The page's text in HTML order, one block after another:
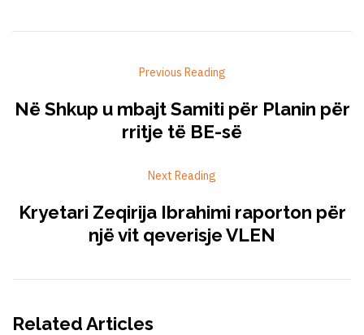
Previous Reading
Në Shkup u mbajt Samiti për Planin për
rritje të BE-së
Next Reading
Kryetari Zeqirija Ibrahimi raporton për
një vit qeverisje VLEN
Related Articles